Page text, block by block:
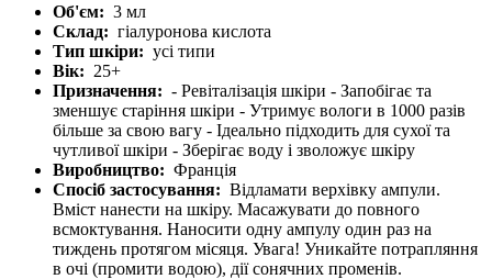
Об'єм: 3 мл
Склад: гіалуронова кислота
Тип шкіри: усі типи
Вік: 25+
Призначення: - Ревіталізація шкіри - Запобігає та
зменшує старіння шкіри - Утримує вологи в 1000 разів
більше за свою вагу - Ідеально підходить для сухої та
чутливої шкіри - Зберігає воду і зволожує шкіру
Виробництво: Франція
Спосіб застосування: Відламати верхівку ампули.
Вміст нанести на шкіру. Масажувати до повного
всмоктування. Наносити одну ампулу один раз на
тиждень протягом місяця. Увага! Уникайте потрапляння
в очі (промити водою), дії сонячних променів.